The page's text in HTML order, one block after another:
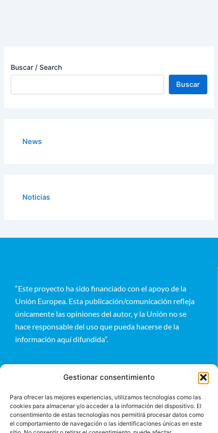
Gestionar consentimiento
Para ofrecer las mejores experiencias, utilizamos tecnologías como las
cookies para almacenar y/o acceder a la información del dispositivo. El
consentimiento de estas tecnologías nos permitirá procesar datos como
el comportamiento de navegación o las identificaciones únicas en este
Buscar / Search
Buscar
News
Noticias
“Este proyecto ha sido financiado con el apoyo de la
Unión Europea. Esta publicación/comunicación refleja
únicamente las opiniones del autor, y la Unión no se
hace responsable del uso que pueda hacerse de la
información aquí difundida”.
Entérate